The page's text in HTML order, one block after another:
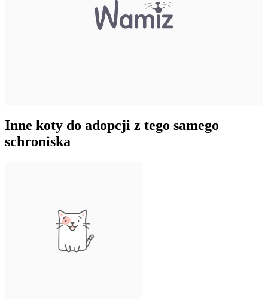
Inne koty do adopcji z tego samego
schroniska